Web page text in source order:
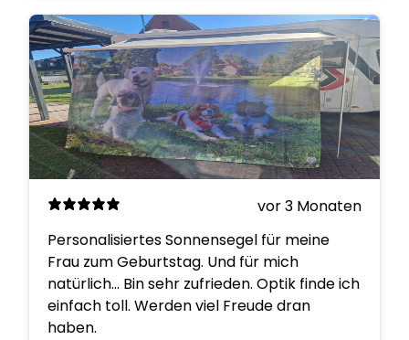
vor 3 Monaten
Personalisiertes Sonnensegel für meine
Frau zum Geburtstag. Und für mich
natürlich... Bin sehr zufrieden. Optik finde ich
einfach toll. Werden viel Freude dran
haben.